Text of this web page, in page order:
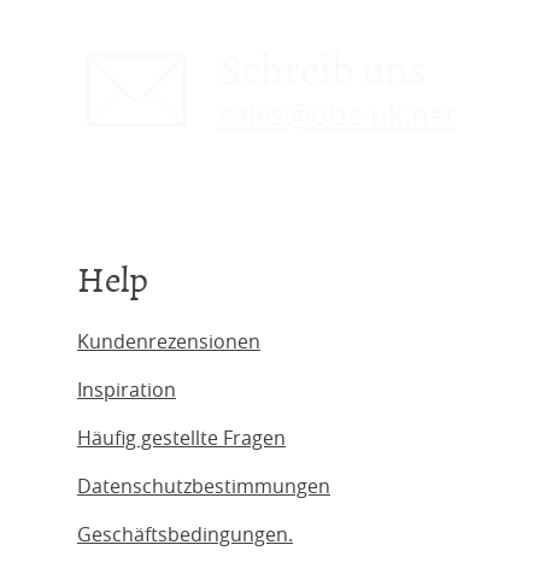
Help
Kundenrezensionen
Inspiration
Häufig gestellte Fragen
Datenschutzbestimmungen
Geschäftsbedingungen.